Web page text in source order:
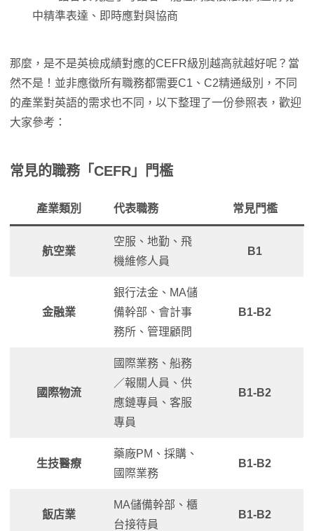
中精準表達、即時應對與協商
那麼，是不是英檢成績對應的CEFR級別越高就越好呢？當
然不是！並非應徵所有職務都需要C1、C2精通級別，不同
的產業對英語的需求也不同，以下整理了一份參照表，歡迎
大家參考：
常見的職務「CEFR」門檻
產業類別 代表職務 常見門檻
航空業
空服、地勤、飛
機維修人員
B1
金融業
銀行法金、MA儲
備幹部、會計事
務所、管理顧問
B1-B2
國際物流
國際業務、船務
／報關人員、供
應鏈專員、客服
專員
B1-B2
生技醫療
藥廠PM、採購、
國際業務
B1-B2
飯店業
MA儲備幹部、櫃
台接待員
B1-B2